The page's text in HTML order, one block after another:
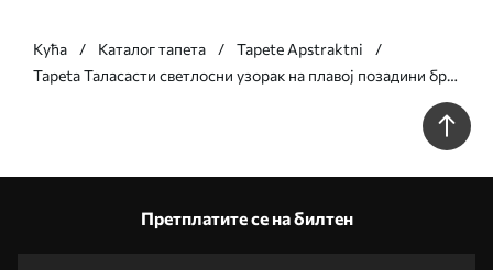
Кућа Каталог тапета
Tapete Apstraktni
Tapeta Таласасти светлосни узорак на плавој позадини бр.
Претплатите се на билтен